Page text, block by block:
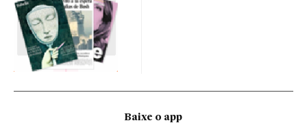
Baixe o app